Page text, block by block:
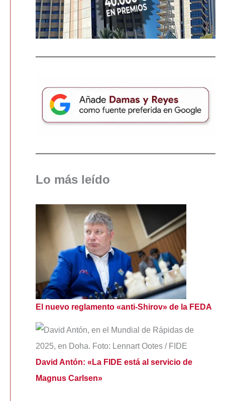
Lo más leído
El nuevo reglamento «anti-Shirov» de la FEDA
David Antón: «La FIDE está al servicio de
Magnus Carlsen»